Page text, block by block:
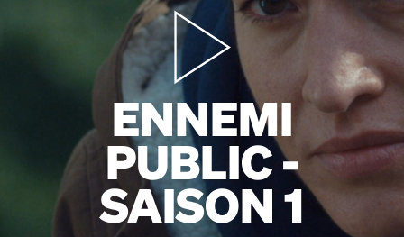
ENNEMI
PUBLIC -
SAISON 1